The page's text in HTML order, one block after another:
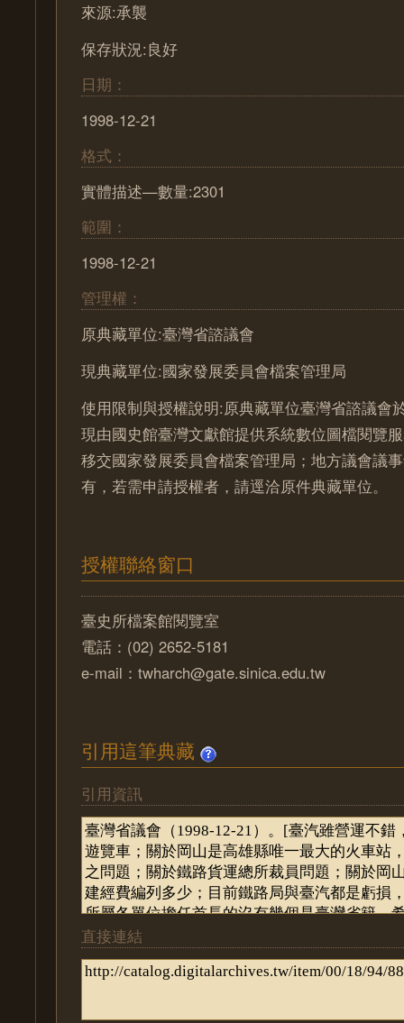
來源:承襲
保存狀況:良好
日期：
1998-12-21
格式：
實體描述—數量:2301
範圍：
1998-12-21
管理權：
原典藏單位:臺灣省諮議會
現典藏單位:國家發展委員會檔案管理局
使用限制與授權說明:原典藏單位臺灣省諮議會
現由國史館臺灣文獻館提供系統數位圖檔閱覽
移交國家發展委員會檔案管理局；地方議會議
有，若需申請授權者，請逕洽原件典藏單位。
授權聯絡窗口
臺史所檔案館閱覽室
電話：(02) 2652-5181
e-mail：twharch@gate.sinica.edu.tw
引用這筆典藏
引用資訊
直接連結